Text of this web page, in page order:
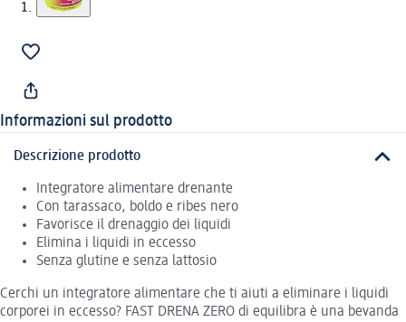
Informazioni sul prodotto
Descrizione prodotto
Integratore alimentare drenante
Con tarassaco, boldo e ribes nero
Favorisce il drenaggio dei liquidi
Elimina i liquidi in eccesso
Senza glutine e senza lattosio
Cerchi un integratore alimentare che ti aiuti a eliminare i liquidi
corporei in eccesso? FAST DRENA ZERO di equilibra è una bevanda